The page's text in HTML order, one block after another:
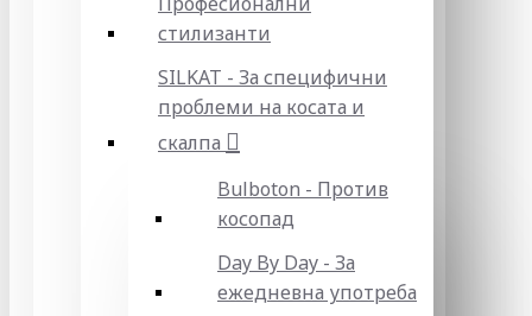
стилизанти
SILKAT - За специфични
проблеми на косата и
скалпа
Bulboton - Против
косопад
Day By Day - За
ежедневна употреба